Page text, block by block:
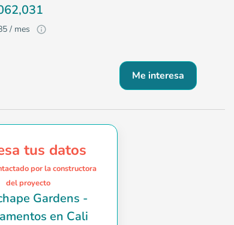
/ mes
Me interesa
tus datos
por la constructora
del proyecto
Gardens -
en Cali